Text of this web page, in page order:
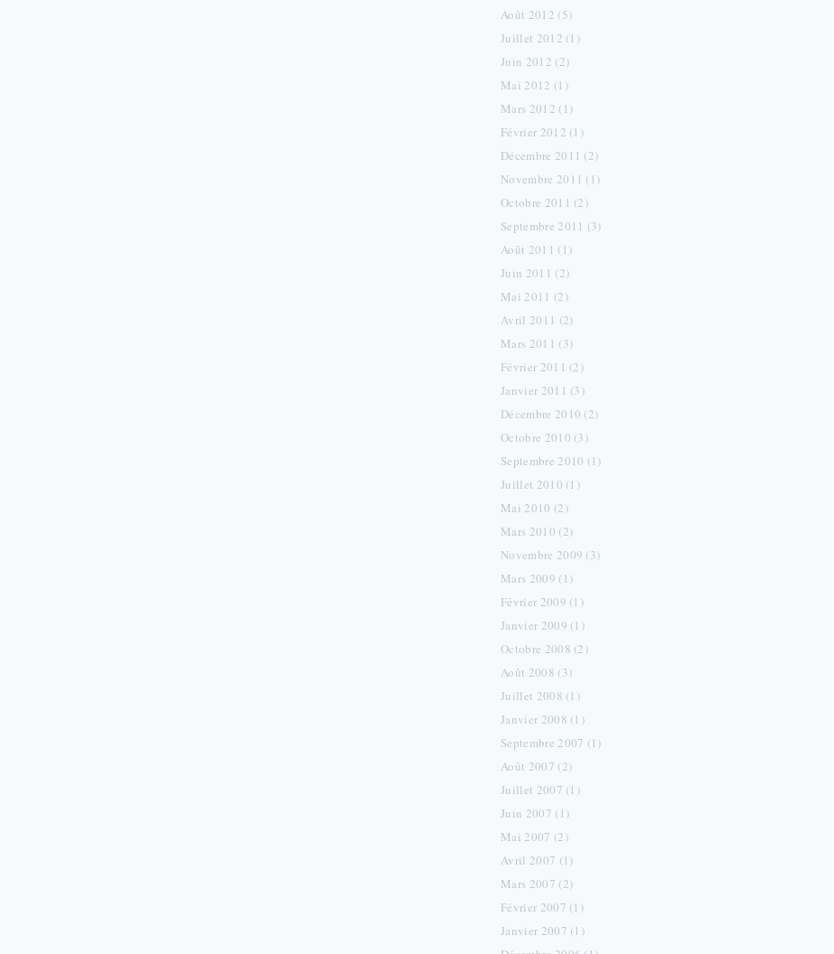
Août 2012 (5)
Juillet 2012 (1)
Juin 2012 (2)
Mai 2012 (1)
Mars 2012 (1)
Février 2012 (1)
Décembre 2011 (2)
Novembre 2011 (1)
Octobre 2011 (2)
Septembre 2011 (3)
Août 2011 (1)
Juin 2011 (2)
Mai 2011 (2)
Avril 2011 (2)
Mars 2011 (3)
Février 2011 (2)
Janvier 2011 (3)
Décembre 2010 (2)
Octobre 2010 (3)
Septembre 2010 (1)
Juillet 2010 (1)
Mai 2010 (2)
Mars 2010 (2)
Novembre 2009 (3)
Mars 2009 (1)
Février 2009 (1)
Janvier 2009 (1)
Octobre 2008 (2)
Août 2008 (3)
Juillet 2008 (1)
Janvier 2008 (1)
Septembre 2007 (1)
Août 2007 (2)
Juillet 2007 (1)
Juin 2007 (1)
Mai 2007 (2)
Avril 2007 (1)
Mars 2007 (2)
Février 2007 (1)
Janvier 2007 (1)